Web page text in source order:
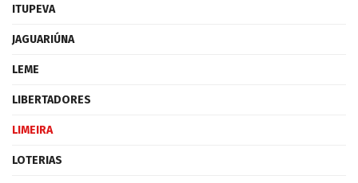
ITUPEVA
JAGUARIÚNA
LEME
LIBERTADORES
LIMEIRA
LOTERIAS